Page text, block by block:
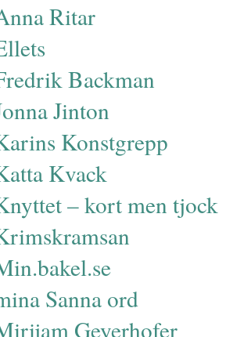
Ritar
Backman
Jinton
Konstgrepp
Kvack
– kort men tjock
Sanna ord
Geyerhofer